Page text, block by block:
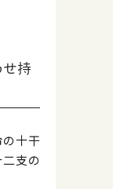
せ持
の十干
支の